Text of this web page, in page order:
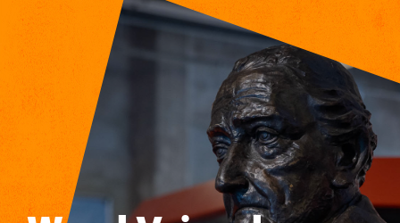
Skip to main content